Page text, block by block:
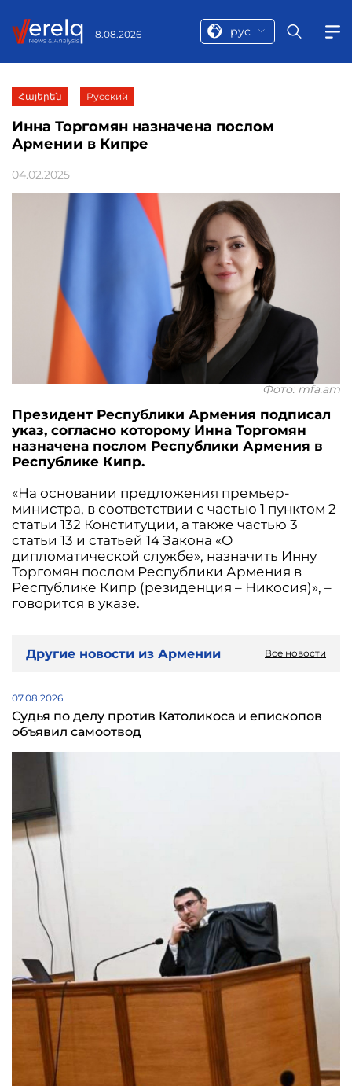
8.08.2026 рус
Հայերեն Русский
Инна Торгомян назначена послом
Армении в Кипре
04.02.2025
Фото: mfa.am
Президент Республики Армения подписал
указ, согласно которому Инна Торгомян
назначена послом Республики Армения в
Республике Кипр.
«На основании предложения премьер-
министра, в соответствии с частью 1 пунктом 2
статьи 132 Конституции, а также частью 3
статьи 13 и статьей 14 Закона «О
дипломатической службе», назначить Инну
Торгомян послом Республики Армения в
Республике Кипр (резиденция – Никосия)», –
говорится в указе.
Другие новости из Армении Все новости
07.08.2026
Судья по делу против Католикоса и епископов
объявил самоотвод